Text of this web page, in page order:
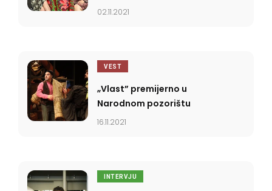
02.11.2021
VEST
„Vlast” premijerno u
Narodnom pozorištu
16.11.2021
INTERVJU